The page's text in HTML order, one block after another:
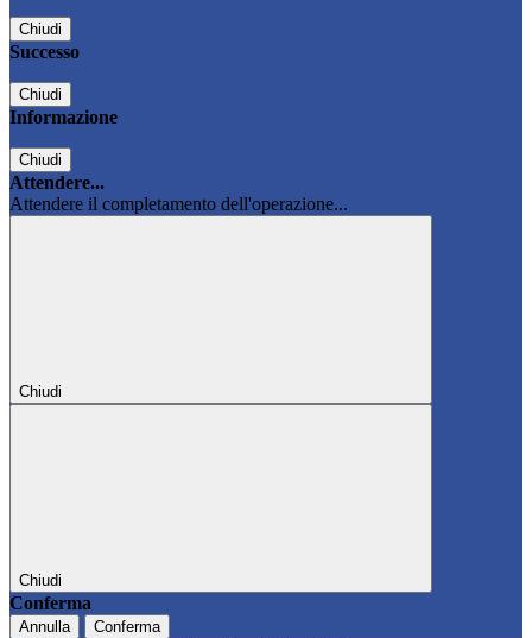
Chiudi
Successo
Chiudi
Informazione
Chiudi
Attendere...
Attendere il completamento dell'operazione...
Chiudi
Chiudi
Conferma
Annulla Conferma